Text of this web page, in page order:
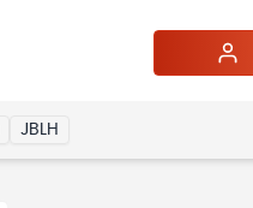
JBLH